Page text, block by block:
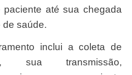
até sua chegada
de saúde.
inclui a coleta de
sua transmissão,